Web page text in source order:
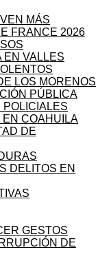
MÁS
FRANCE 2026
EN VALLES
LOS MORENOS
PÚBLICA
POLICIALES
COAHUILA
DE
DELITOS EN
GESTOS
DE